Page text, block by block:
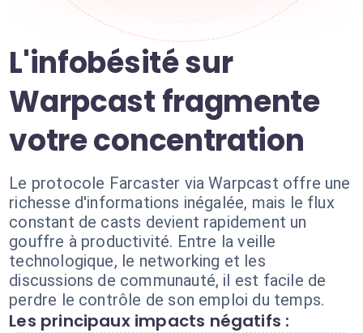
L'infobésité sur
Warpcast fragmente
votre concentration
Le protocole Farcaster via Warpcast offre une
richesse d'informations inégalée, mais le flux
constant de casts devient rapidement un
gouffre à productivité. Entre la veille
technologique, le networking et les
discussions de communauté, il est facile de
perdre le contrôle de son emploi du temps.
Les principaux impacts négatifs :